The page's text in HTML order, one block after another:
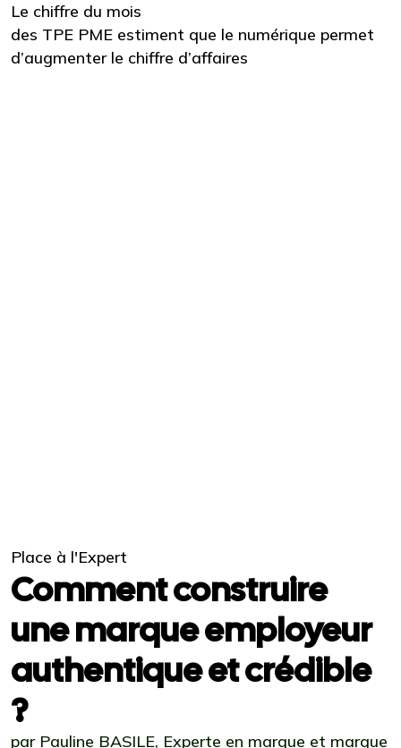
Le chiffre du mois
des TPE PME estiment que le numérique permet
d’augmenter le chiffre d’affaires
Place à l'Expert
Comment construire
une marque employeur
authentique et crédible
?
par Pauline BASILE, Experte en marque et marque